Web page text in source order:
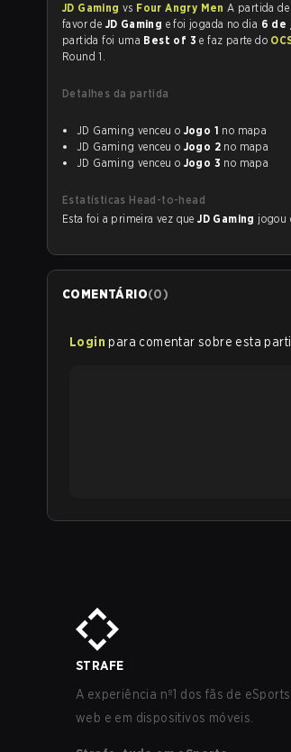
JD Gaming vs Four Angry Men
favor de JD Gaming e foi jogada no dia 6 de
partida foi uma Best of 3e faz parte do
Round 1.
Detalhes da partida
JD Gaming venceu o Jogo 1 no mapa
JD Gaming venceu o Jogo 2 no mapa
JD Gaming venceu o Jogo 3 no mapa
Estatísticas Head-to-head
Esta foi a primeira vez queJD Gaming
COMENTÁRIO(0)
Login para comentar sobre esta
STRAFE
A experiência nº1 dos fãs de
web e em dispositivos móveis.